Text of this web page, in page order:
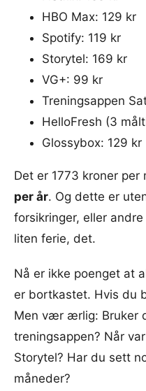
HBO Max: 129 kr
Spotify: 119 kr
Storytel: 169 kr
VG+: 99 kr
Treningsappen
HelloFresh (3
Glossybox: 129 kr
Det er 1773 kroner per
per år. Og dette er
forsikringer, eller
liten ferie, det.
Nå er ikke poenget at
er bortkastet. Hvis du
Men vær ærlig: Bruker
treningsappen? Når
Storytel? Har du sett
måneder?